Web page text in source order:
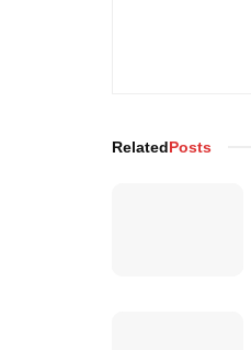
RelatedPosts